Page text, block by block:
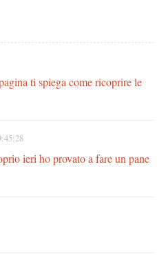
ti spiega come ricoprire le
ieri ho provato a fare un pane